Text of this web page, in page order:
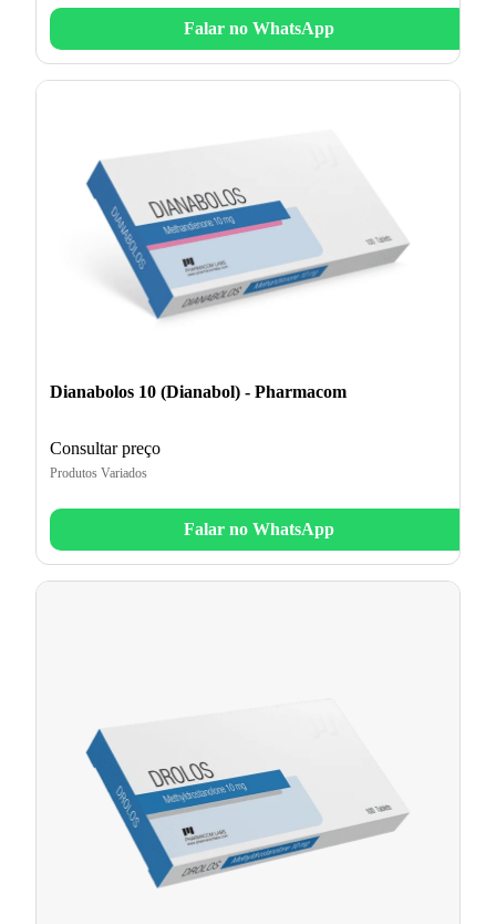
Falar no WhatsApp
Dianabolos 10 (Dianabol) - Pharmacom
Consultar preço
Produtos Variados
Falar no WhatsApp